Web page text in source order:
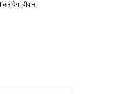
कर देगा दीवाना